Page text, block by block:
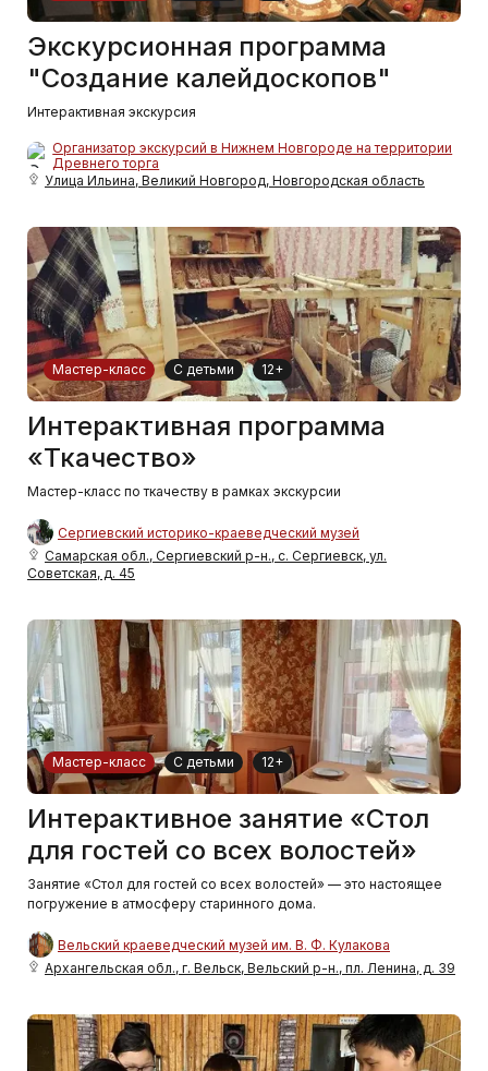
Экскурсионная программа
"Создание калейдоскопов"
Интерактивная экскурсия
Организатор экскурсий в Нижнем Новгороде на территории
Древнего торга
Улица Ильина, Великий Новгород, Новгородская область
Мастер-класс С детьми 12+
Интерактивная программа
«Ткачество»
Мастер-класс по ткачеству в рамках экскурсии
Сергиевский историко-краеведческий музей
Самарская обл., Сергиевский р-н., с. Сергиевск, ул.
Советская, д. 45
Мастер-класс С детьми 12+
Интерактивное занятие «Стол
для гостей со всех волостей»
Занятие «Стол для гостей со всех волостей» — это настоящее
погружение в атмосферу старинного дома.
Вельский краеведческий музей им. В. Ф. Кулакова
Архангельская обл., г. Вельск, Вельский р-н., пл. Ленина, д. 39